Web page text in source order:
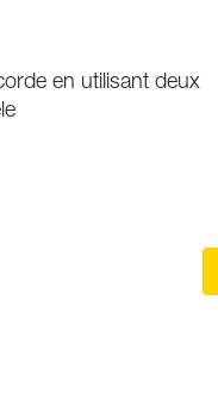
en utilisant deux